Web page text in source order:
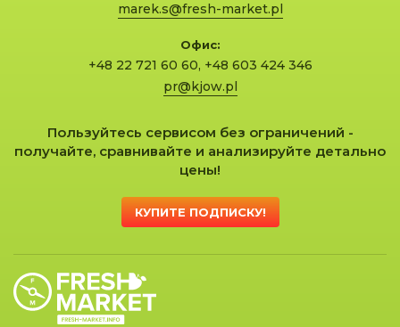
marek.s@fresh-market.pl
Офис:
+48 22 721 60 60, +48 603 424 346
pr@kjow.pl
Пользуйтесь сервисом без ограничений -
получайте, сравнивайте и анализируйте детально
цены!
КУПИТЕ ПОДПИСКУ!